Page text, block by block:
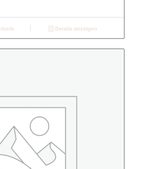
Details anzeigen